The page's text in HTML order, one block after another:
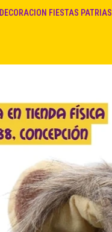
DECORACION FIESTAS PATRIAS